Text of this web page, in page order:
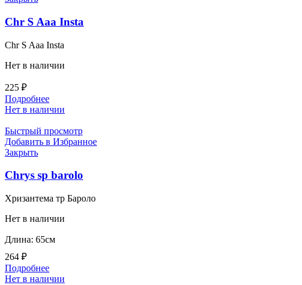
Chr S Aaa Insta
Chr S Aaa Insta
Нет в наличии
225 ₽
Подробнее
Нет в наличии
Быстрый просмотр
Добавить в Избранное
Закрыть
Chrys sp barolo
Хризантема тр Бароло
Нет в наличии
Длина: 65см
264 ₽
Подробнее
Нет в наличии